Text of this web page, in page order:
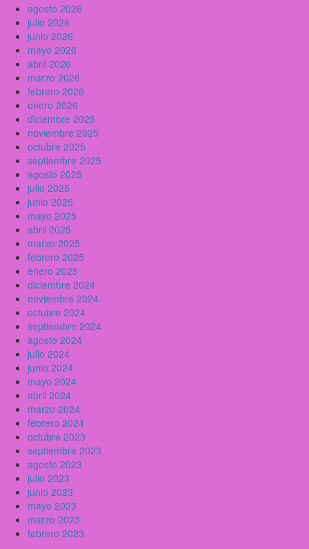
agosto 2026
julio 2026
junio 2026
mayo 2026
abril 2026
marzo 2026
febrero 2026
enero 2026
diciembre 2025
noviembre 2025
octubre 2025
septiembre 2025
agosto 2025
julio 2025
junio 2025
mayo 2025
abril 2025
marzo 2025
febrero 2025
enero 2025
diciembre 2024
noviembre 2024
octubre 2024
septiembre 2024
agosto 2024
julio 2024
junio 2024
mayo 2024
abril 2024
marzo 2024
febrero 2024
octubre 2023
septiembre 2023
agosto 2023
julio 2023
junio 2023
mayo 2023
marzo 2023
febrero 2023